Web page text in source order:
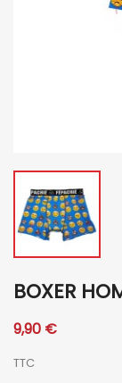
BOXER
9,90 €
TTC